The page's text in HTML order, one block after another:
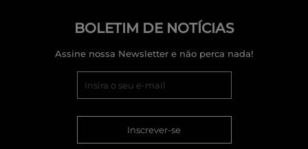
BOLETIM DE NOTÍCIAS
Assine nossa Newsletter e não perca nada!
Inscrever-se